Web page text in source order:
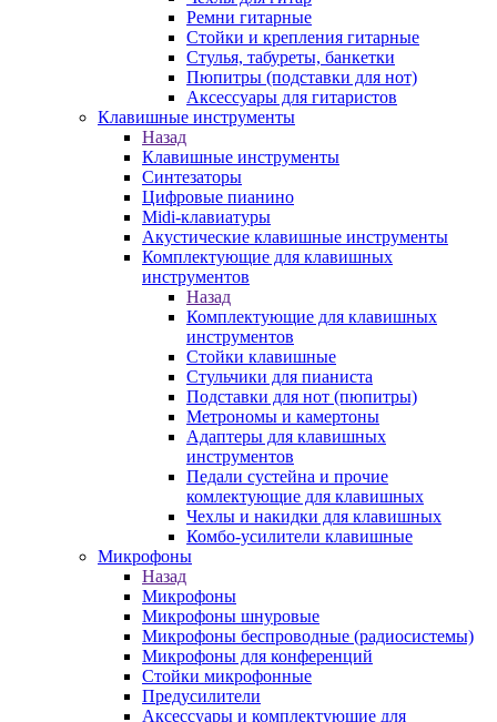
Ремни гитарные
Стойки и крепления гитарные
Стулья, табуреты, банкетки
Пюпитры (подставки для нот)
Аксессуары для гитаристов
Клавишные инструменты
Назад
Клавишные инструменты
Синтезаторы
Цифровые пианино
Midi-клавиатуры
Акустические клавишные инструменты
Комплектующие для клавишных
инструментов
Назад
Комплектующие для клавишных
инструментов
Стойки клавишные
Стульчики для пианиста
Подставки для нот (пюпитры)
Метрономы и камертоны
Адаптеры для клавишных
инструментов
Педали сустейна и прочие
комлектующие для клавишных
Чехлы и накидки для клавишных
Комбо-усилители клавишные
Микрофоны
Назад
Микрофоны
Микрофоны шнуровые
Микрофоны беспроводные (радиосистемы)
Микрофоны для конференций
Стойки микрофонные
Предусилители
Аксессуары и комплектующие для